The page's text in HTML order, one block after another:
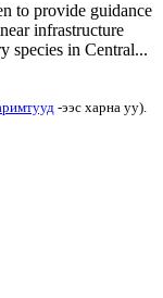
to provide guidance
infrastructure
species in Central...
-ээс харна уу).